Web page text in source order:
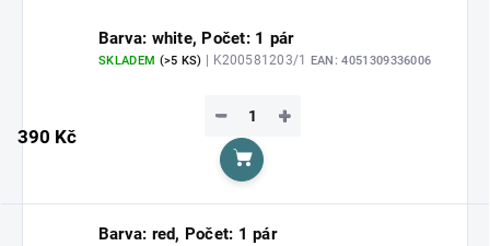
Barva: white, Počet: 1 pár
SKLADEM (>5 KS) | K200581203/1 EAN: 4051309336006
390 Kč
+
−
Do košíku
Barva: red, Počet: 1 pár